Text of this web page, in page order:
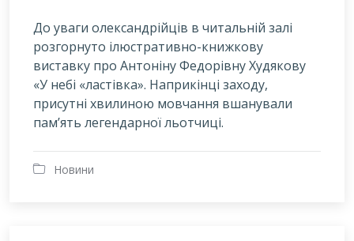
До уваги олександрійців в читальній залі
розгорнуто ілюстративно-книжкову
виставку про Антоніну Федорівну Худякову
«У небі «ластівка». Наприкінці заходу,
присутні хвилиною мовчання вшанували
пам’ять легендарної льотчиці.
Новини